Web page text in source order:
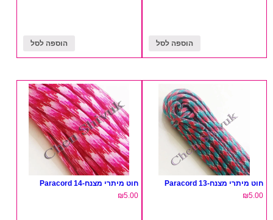
הוספה לסל הוספה לסל
חוט מיתרי מצנח-13 Paracord
₪5.00
חוט מיתרי מצנח-14 Paracord
₪5.00